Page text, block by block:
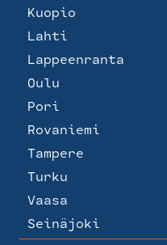
Kuopio
Lahti
Lappeenranta
Oulu
Pori
Rovaniemi
Tampere
Turku
Vaasa
Seinäjoki